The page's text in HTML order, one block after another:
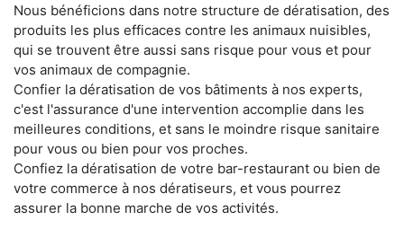
Nous bénéficions dans notre structure de dératisation, des
produits les plus efficaces contre les animaux nuisibles,
qui se trouvent être aussi sans risque pour vous et pour
vos animaux de compagnie.
Confier la dératisation de vos bâtiments à nos experts,
c'est l'assurance d'une intervention accomplie dans les
meilleures conditions, et sans le moindre risque sanitaire
pour vous ou bien pour vos proches.
Confiez la dératisation de votre bar-restaurant ou bien de
votre commerce à nos dératiseurs, et vous pourrez
assurer la bonne marche de vos activités.